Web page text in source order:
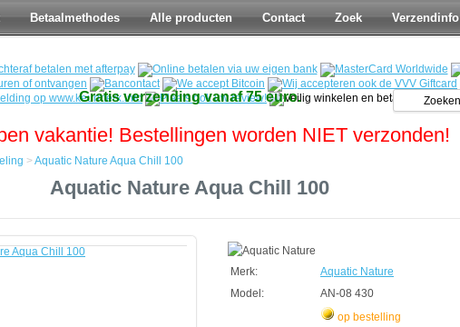
Betaalmethodes Alle producten Contact Zoek Verzendinfo
Gratis verzending vanaf 75 euro.
vakantie! Bestellingen worden NIET verzonden!
> Aquatic Nature Aqua Chill 100
Aquatic Nature Aqua Chill 100
Merk:
Aquatic Nature
Model:
AN-08 430
op bestelling